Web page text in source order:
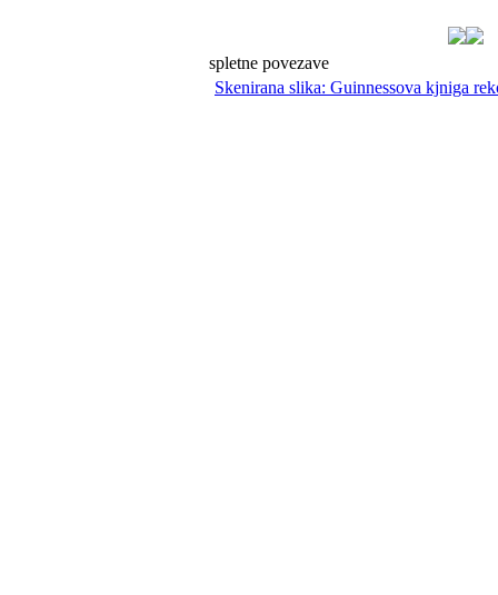
spletne povezave
Skenirana slika: Guinnessova kjniga